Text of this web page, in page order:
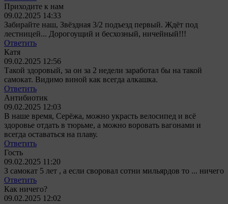
Приходите к нам
09.02.2025 14:33
Забирайте наш, Звёздная 3/2 подъезд первый. Ждёт под
лестницей... Дорогоущий и бесхозный, ничейный!!!
Ответить
Катя
09.02.2025 12:56
Такой здоровый, за он за 2 недели заработал бы на такой
самокат. Видимо виной как всегда алкашка.
Ответить
Антибиотик
09.02.2025 12:03
В наше время, Серёжа, можно украсть велосипед и всё
здоровье отдать в тюрьме, а можно воровать вагонами и
всегда оставаться на плаву.
Ответить
Гость
09.02.2025 11:20
З самокат 5 лет , а если своровал сотни мильярдов то ... ничего
Ответить
Как ничего?
09.02.2025 12:02